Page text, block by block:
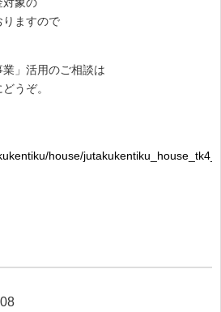
りますので
業」活用のご相談は
うぞ。
house/